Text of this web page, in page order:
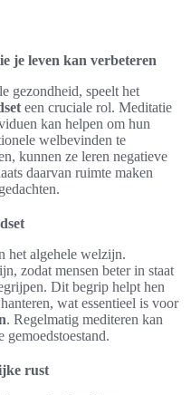
je leven kan verbeteren
gezondheid, speelt het
een cruciale rol. Meditatie
kan helpen om hun
welbevinden te
kunnen ze leren negatieve
daarvan ruimte maken
het algehele welzijn.
zodat mensen beter in staat
Dit begrip helpt hen
wat essentieel is voor
. Regelmatig mediteren kan
gemoedstoestand.
rust